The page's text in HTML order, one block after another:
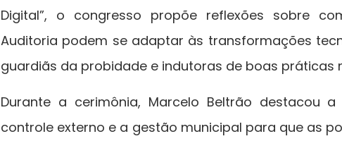
Digital”, o congresso propõe reflexões sobre
Auditoria podem se adaptar às transformações
guardiãs da probidade e indutoras de boas práticas
Durante a cerimônia, Marcelo Beltrão destacou
controle externo e a gestão municipal para que as